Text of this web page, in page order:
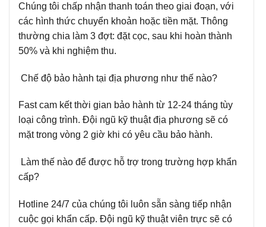
Chúng tôi chấp nhận thanh toán theo giai đoạn, với
các hình thức chuyển khoản hoặc tiền mặt. Thông
thường chia làm 3 đợt: đặt cọc, sau khi hoàn thành
50% và khi nghiệm thu.
Chế độ bảo hành tại địa phương như thế nào?
Fast cam kết thời gian bảo hành từ 12-24 tháng tùy
loại công trình. Đội ngũ kỹ thuật địa phương sẽ có
mặt trong vòng 2 giờ khi có yêu cầu bảo hành.
Làm thế nào để được hỗ trợ trong trường hợp khẩn
cấp?
Hotline 24/7 của chúng tôi luôn sẵn sàng tiếp nhận
cuộc gọi khẩn cấp. Đội ngũ kỹ thuật viên trực sẽ có